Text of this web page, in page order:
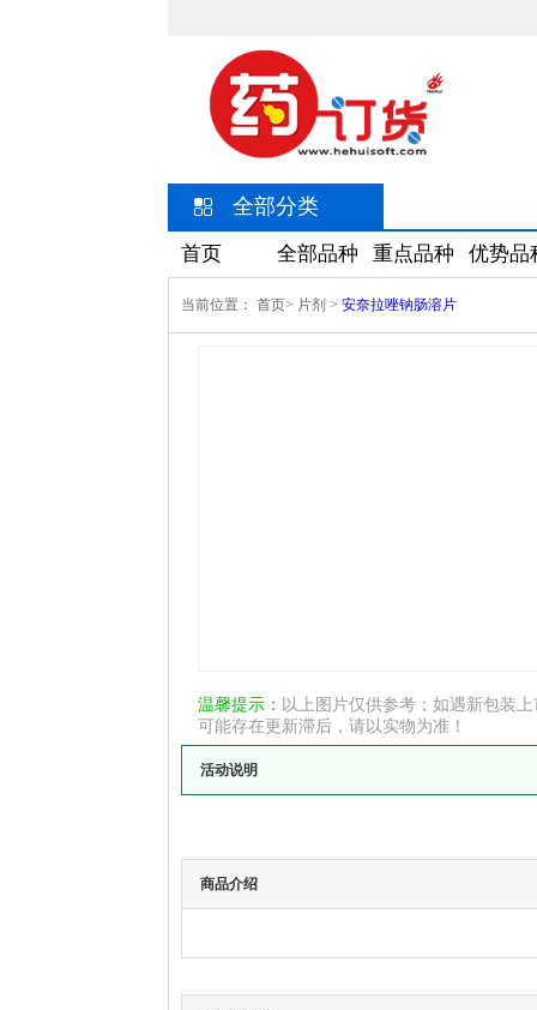
全部分类
首页 全部品种 重点品种 优势品
当前位置： 首页> 片剂 > 安奈拉唑钠肠溶片
温馨提示： 以上图片仅供参考；如遇新包装上
可能存在更新滞后，请以实物为准！
活动说明
商品介绍